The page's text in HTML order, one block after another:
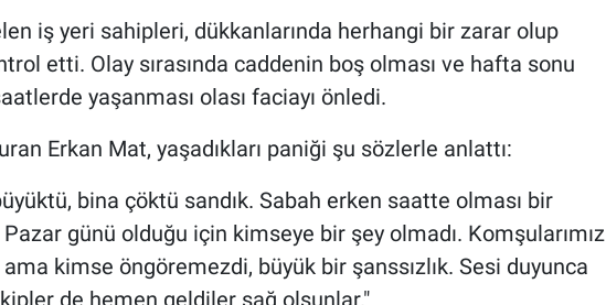
iş yeri sahipleri, dükkanlarında herhangi bir zarar olup
etti. Olay sırasında caddenin boş olması ve hafta sonu
yaşanması olası faciayı önledi.
Erkan Mat, yaşadıkları paniği şu sözlerle anlattı:
bina çöktü sandık. Sabah erken saatte olması bir
günü olduğu için kimseye bir şey olmadı. Komşularımız
kimse öngöremezdi, büyük bir şanssızlık. Sesi duyunca